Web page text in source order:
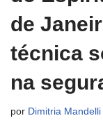
de
técnica
na
por Dimitria Mandelli